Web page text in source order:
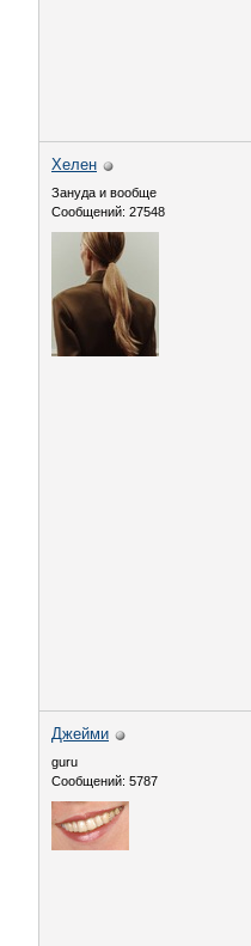
Хелен
Зануда и вообще
Сообщений: 27548
Джейми
guru
Сообщений: 5787